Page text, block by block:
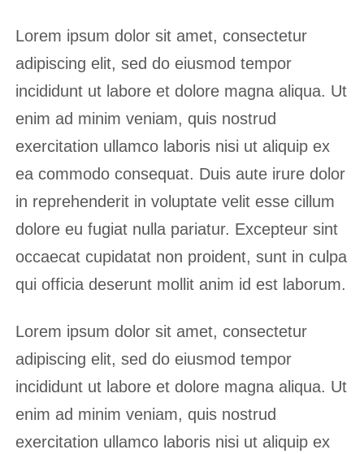
Lorem ipsum dolor sit amet, consectetur
adipiscing elit, sed do eiusmod tempor
incididunt ut labore et dolore magna aliqua. Ut
enim ad minim veniam, quis nostrud
exercitation ullamco laboris nisi ut aliquip ex
ea commodo consequat. Duis aute irure dolor
in reprehenderit in voluptate velit esse cillum
dolore eu fugiat nulla pariatur. Excepteur sint
occaecat cupidatat non proident, sunt in culpa
qui officia deserunt mollit anim id est laborum.
Lorem ipsum dolor sit amet, consectetur
adipiscing elit, sed do eiusmod tempor
incididunt ut labore et dolore magna aliqua. Ut
enim ad minim veniam, quis nostrud
exercitation ullamco laboris nisi ut aliquip ex